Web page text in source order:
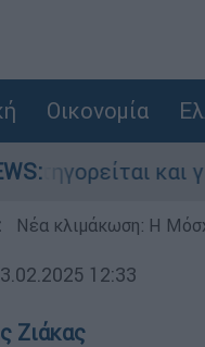
Οικονομία
και για
Νέα κλιμάκωση: Η
12:33
Ζιάκας